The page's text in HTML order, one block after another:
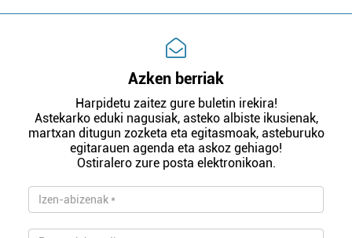
Azken berriak
Harpidetu zaitez gure buletin irekira!
Astekarko eduki nagusiak, asteko albiste ikusienak,
martxan ditugun zozketa eta egitasmoak, asteburuko
egitarauen agenda eta askoz gehiago!
Ostiralero zure posta elektronikoan.